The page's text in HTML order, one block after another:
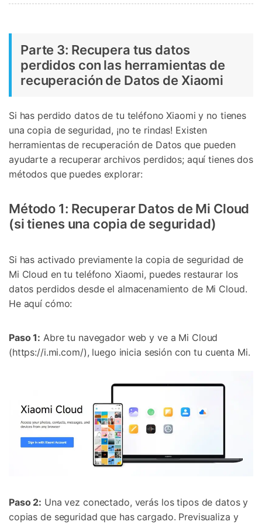
Parte 3: Recupera tus datos
perdidos con las herramientas de
recuperación de Datos de Xiaomi
Si has perdido datos de tu teléfono Xiaomi y no tienes
una copia de seguridad, ¡no te rindas! Existen
herramientas de recuperación de Datos que pueden
ayudarte a recuperar archivos perdidos; aquí tienes dos
métodos que puedes explorar:
Método 1: Recuperar Datos de Mi Cloud
(si tienes una copia de seguridad)
Si has activado previamente la copia de seguridad de
Mi Cloud en tu teléfono Xiaomi, puedes restaurar los
datos perdidos desde el almacenamiento de Mi Cloud.
He aquí cómo:
Paso 1: Abre tu navegador web y ve a Mi Cloud
(https://i.mi.com/), luego inicia sesión con tu cuenta Mi.
Paso 2: Una vez conectado, verás los tipos de datos y
copias de seguridad que has cargado. Previsualiza y
Controla tu teléfono con Dr.Fone
+50M usuarios y +17 años de confianza
Desbloquea, repara y protege tu teléfono
Recupera y transfiere datos fácilmente
Tecnología IA: sin conocimientos técnicos